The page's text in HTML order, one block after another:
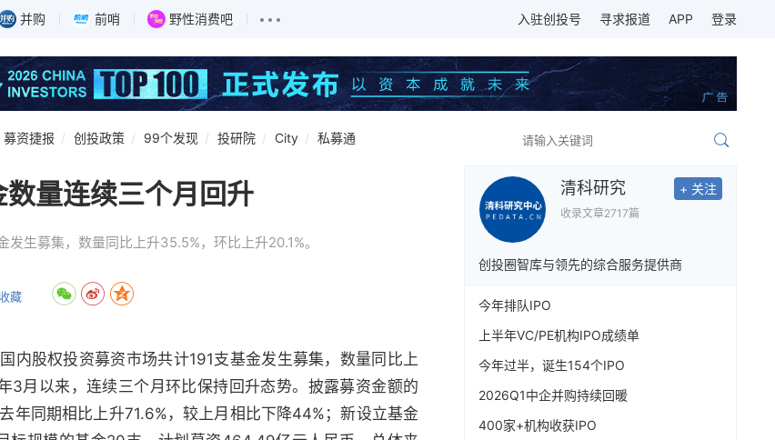
并购 前哨 野性消费吧 入驻创投号 寻求报道 APP 登录
募资捷报 创投政策 99个发现 投研院 City 私募通
量连续三个月回升
生募集，数量同比上升35.5%，环比上升20.1%。
收藏
内股权投资募资市场共计191支基金发生募集，数量同比上
3月以来，连续三个月环比保持回升态势。披露募资金额的
年同期相比上升71.6%，较上月相比下降44%；新设立基金
清科研究
2717篇
收录文章
+ 关注
创投圈智库与领先的综合服务提供商
今年排队IPO
上半年VC/PE机构IPO成绩单
今年过半，诞生154个IPO
2026Q1中企并购持续回暖
400家+机构收获IPO